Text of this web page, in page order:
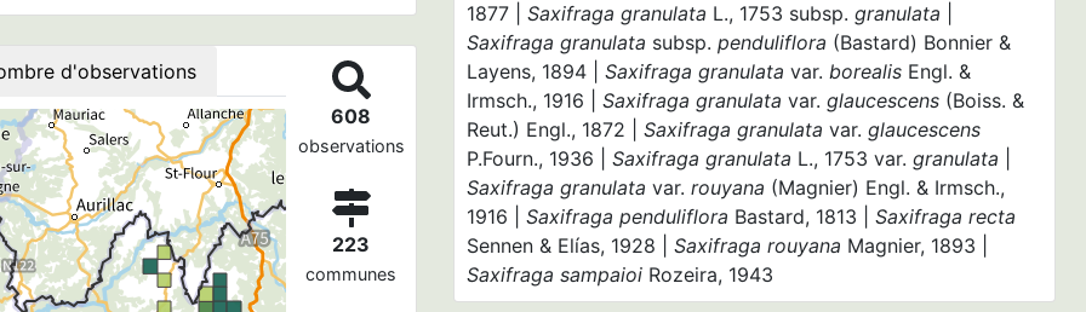
d'observations
608
observations
223
communes
1877 |Saxifraga granulata L., 1753 subsp. granulata
Saxifraga granulata subsp. penduliflora (Bastard) Bonnier &
Layens, 1894 |Saxifraga granulatavar. borealis Engl. &
Irmsch., 1916 |Saxifraga granulatavar. glaucescens (Boiss. &
Reut.) Engl., 1872 |Saxifraga granulatavar. glaucescens
P.Fourn., 1936 |Saxifraga granulata L., 1753 var. granulata
Saxifraga granulatavar. rouyana (Magnier) Engl. & Irmsch.,
1916 |Saxifraga penduliflora Bastard, 1813 |Saxifraga recta
Sennen & Elías, 1928 |Saxifraga rouyana Magnier, 1893 |
Saxifraga sampaioi Rozeira, 1943